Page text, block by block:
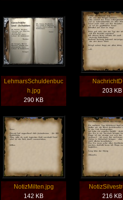
LehmarsSchuldenbuc
h.jpg
290 KB
203 KB
NotizMilten.jpg
142 KB
216 KB